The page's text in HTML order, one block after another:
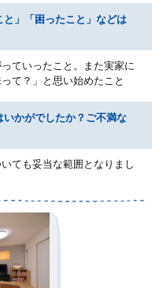
」「困ったこと」などは
ていったこと。また実家に
て？」と思い始めたこと
かがでしたか？ご不満な
ても妥当な範囲となりまし